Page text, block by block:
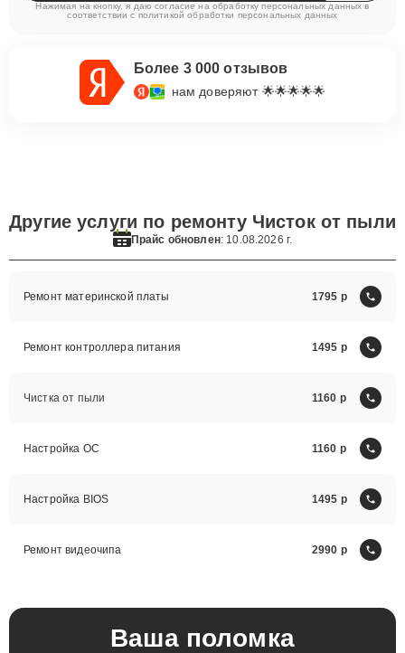
Нажимая на кнопку, я даю согласие на обработку персональных данных в
соответствии с политикой обработки персональных данных
Более 3 000 отзывов
нам доверяют 🌟🌟🌟🌟🌟
Другие услуги по ремонту Чисток от пыли
Прайс обновлен: 10.08.2026 г.
Ремонт материнской платы 1795
Ремонт контроллера питания 1495
Чистка от пыли 1160
Настройка ОС 1160
Настройка BIOS 1495
Ремонт видеочипа 2990
Ваша поломка